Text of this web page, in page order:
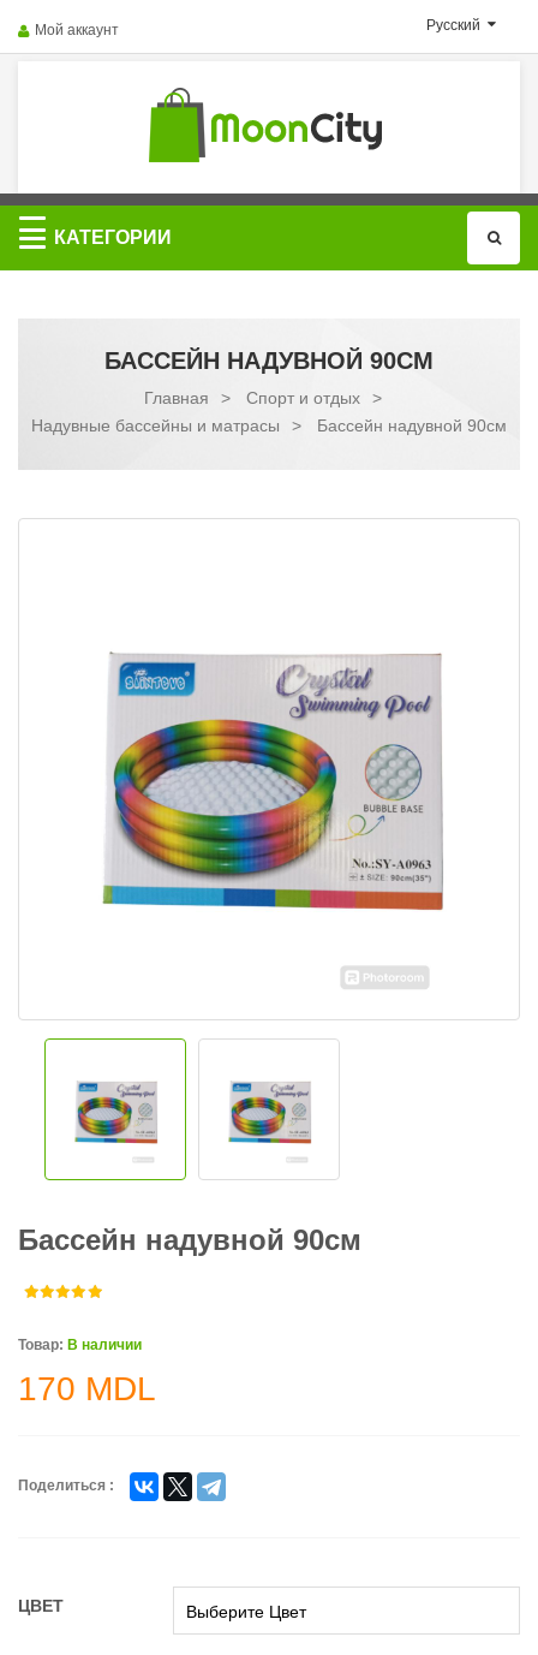
Русский
Мой аккаунт
Категории
КАТЕГОРИИ
БАССЕЙН НАДУВНОЙ 90СМ
Главная > Спорт и отдых
>
Надувные бассейны и матрасы
> Бассейн надувной 90см
Бассейн надувной 90см
Товар: В наличии
170 MDL
Поделиться :
ЦВЕТ